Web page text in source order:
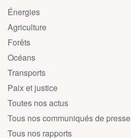
Énergies
Agriculture
Forêts
Océans
Transports
Paix et justice
Toutes nos actus
Tous nos communiqués de presse
Tous nos rapports